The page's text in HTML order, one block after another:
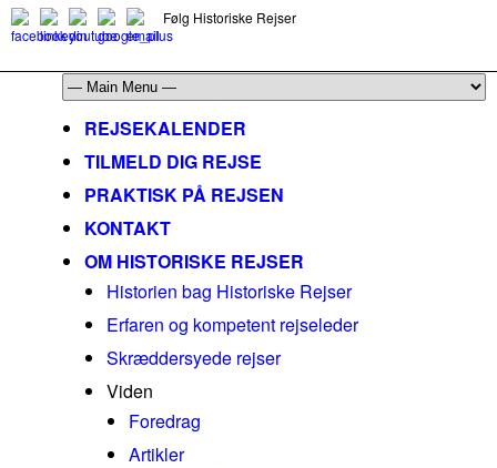
Følg Historiske Rejser
REJSEKALENDER
TILMELD DIG REJSE
PRAKTISK PÅ REJSEN
KONTAKT
OM HISTORISKE REJSER
Historien bag Historiske Rejser
Erfaren og kompetent rejseleder
Skræddersyede rejser
Viden
Foredrag
Artikler